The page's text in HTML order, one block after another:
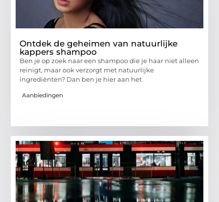
Ontdek de geheimen van natuurlijke
kappers shampoo
Ben je op zoek naar een shampoo die je haar niet alleen
reinigt, maar ook verzorgt met natuurlijke
ingrediënten? Dan ben je hier aan het
Aanbiedingen